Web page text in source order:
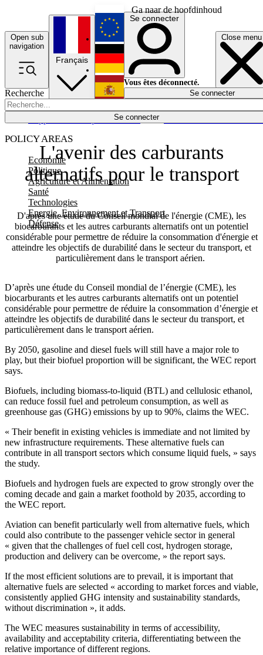
Ga naar de hoofdinhoud
Open sub
navigation
Close menu
Recherche
Se connecter
POLICY AREAS
Economie
Politique
Agriculture et Alimentation
Santé
Technologies
Energie, Environnement et Transport
Défense
Économie
Français
English
Deutsch
Español
Se connecter
Vous êtes déconnecté.
Se connecter
L'avenir des carburants
alternatifs pour le transport
D'après une étude du Conseil mondial de l'énergie (CME), les
biocarburants et les autres carburants alternatifs ont un potentiel
considérable pour permettre de réduire la consommation d'énergie et
atteindre les objectifs de durabilité dans le secteur du transport, et
particulièrement dans le transport aérien.
D’après une étude du Conseil mondial de l’énergie (CME), les
biocarburants et les autres carburants alternatifs ont un potentiel
considérable pour permettre de réduire la consommation d’énergie et
atteindre les objectifs de durabilité dans le secteur du transport, et
particulièrement dans le transport aérien.
By 2050, gasoline and diesel fuels will still have a major role to
play, but their biofuel proportion will be significant, the WEC report
says.
Biofuels, including biomass-to-liquid (BTL) and cellulosic ethanol,
can reduce fossil fuel and petroleum consumption, as well as
greenhouse gas (GHG) emissions by up to 90%, claims the WEC.
« Their benefit in existing vehicles is immediate and not limited by
new infrastructure requirements. These alternative fuels can
contribute in all transport sectors which consume liquid fuels, » says
the study.
Biofuels and hydrogen fuels are expected to grow strongly over the
coming decade and gain a market foothold by 2035, according to
the WEC report.
Aviation can benefit particularly well from alternative fuels, which
could also contribute to the passenger vehicle sector in general
« given that the challenges of fuel cell cost, hydrogen storage,
production and delivery can be overcome, » the report says.
If the most efficient solutions are to prevail, it is important that
alternative fuels are selected « according to market forces and viable,
consistently applied GHG intensity and sustainability standards,
without discrimination », it adds.
The WEC measures sustainability in terms of accessibility,
availability and acceptability criteria, differentiating between the
relative importance of different regions.